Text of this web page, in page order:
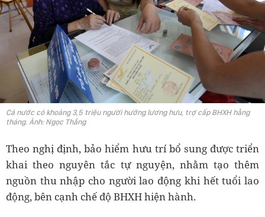
Cả nước có khoảng 3,5 triệu người hưởng lương hưu, trợ cấp BHXH hằng
tháng. Ảnh: Ngọc Thắng
Theo nghị định, bảo hiểm hưu trí bổ sung được triển
khai theo nguyên tắc tự nguyện, nhằm tạo thêm
nguồn thu nhập cho người lao động khi hết tuổi lao
động, bên cạnh chế độ BHXH hiện hành.